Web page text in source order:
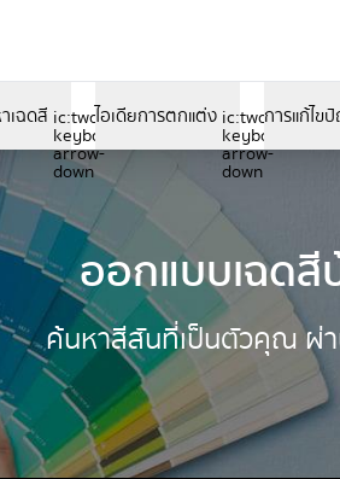
เฉดสี ic:twotone-
keyboard-
arrow-
down
ไอเดียการตกแต่ง ic:twotone-
keyboard-
arrow-
down
การแก้ไข
ออกแบบเฉด
ค้นหาสีสันที่เป็นตัวคุณ ผ่า